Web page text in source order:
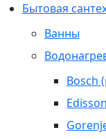
Бытовая
Ванны
Bosch